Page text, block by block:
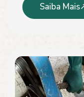
Saiba Mais